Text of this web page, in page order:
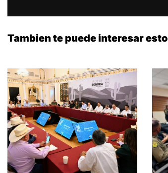
Tambien te puede interesar esto